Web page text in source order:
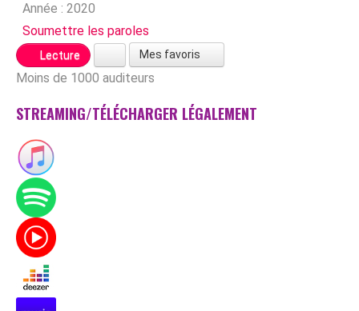
Année : 2020
Soumettre les paroles
Lecture Mes favoris
Moins de 1000 auditeurs
STREAMING/TÉLÉCHARGER LÉGALEMENT